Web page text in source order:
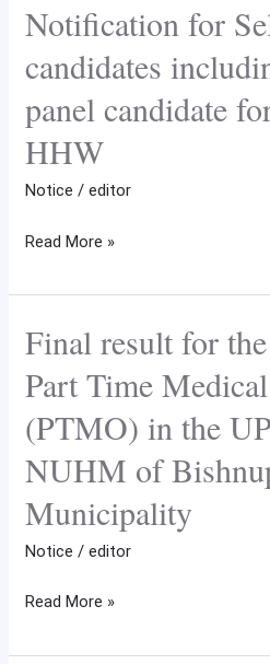
Notification for
candidates
panel candidate
HHW
Notice /editor
Notification
Selected
candidates
including
additional
panel
for
HHW
Read More »
Final result for
Part Time
(PTMO) in the
NUHM of
Municipality
Notice /editor
Final
for
the
selection
of
Part
Officer
in
Read More »